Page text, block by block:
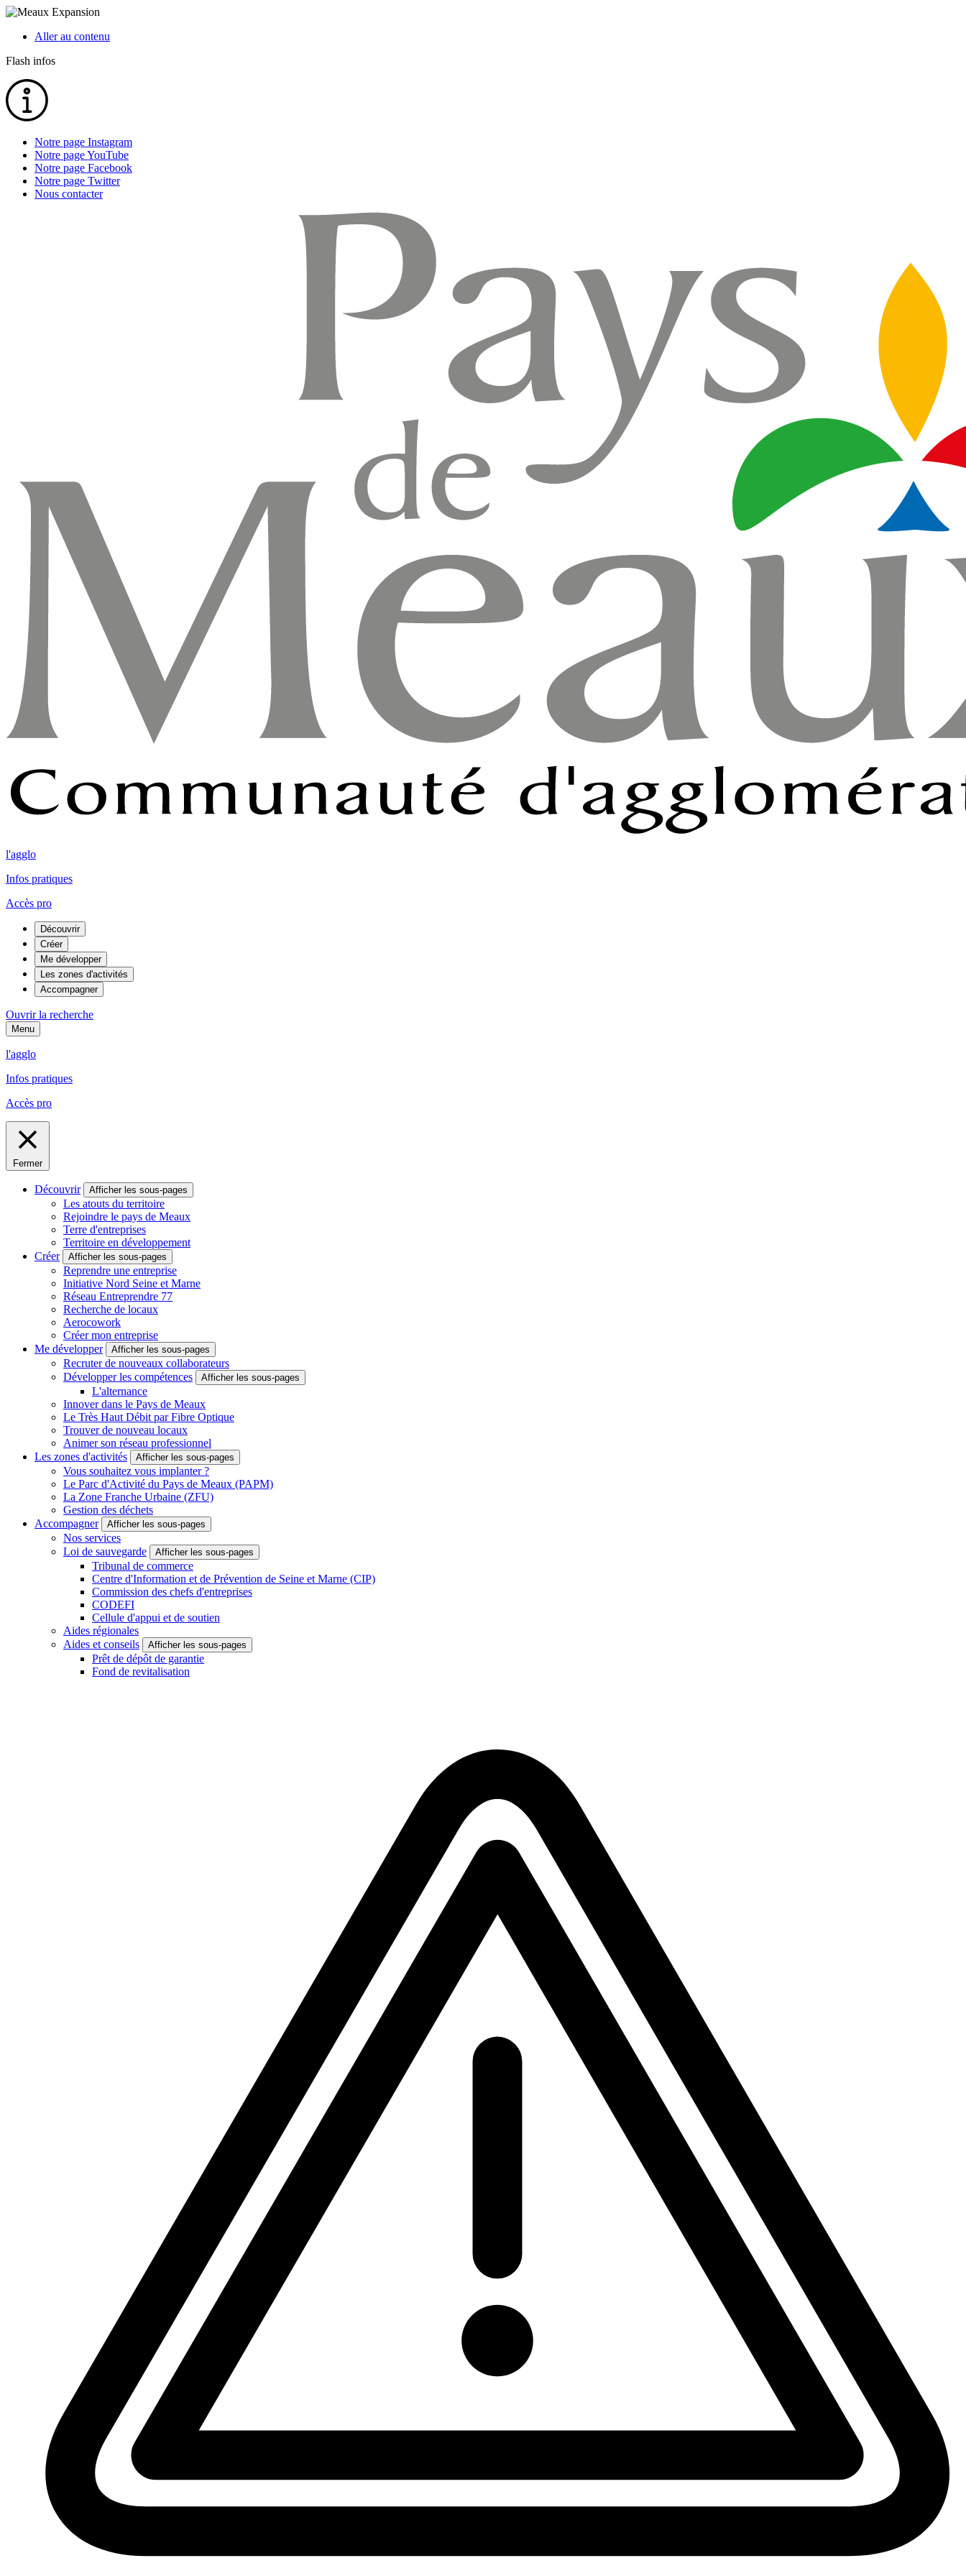
Aller au contenu
Flash infos
Notre page Instagram
Notre page YouTube
Notre page Facebook
Notre page Twitter
Nous contacter
l'agglo
Infos pratiques
Accès pro
Découvrir
Créer
Me développer
Les zones d'activités
Accompagner
Ouvrir la recherche
Menu
l'agglo
Infos pratiques
Accès pro
Fermer
Découvrir Afficher les sous-pages
Les atouts du territoire
Rejoindre le pays de Meaux
Terre d'entreprises
Territoire en développement
Créer
Afficher les sous-pages
Reprendre une entreprise
Initiative Nord Seine et Marne
Réseau Entreprendre 77
Recherche de locaux
Aerocowork
Créer mon entreprise
Me développer
Afficher les sous-pages
Recruter de nouveaux collaborateurs
Développer les compétences
Afficher les sous-pages
L'alternance
Innover dans le Pays de Meaux
Le Très Haut Débit par Fibre Optique
Trouver de nouveau locaux
Animer son réseau professionnel
Les zones d'activités
Afficher les sous-pages
Vous souhaitez vous implanter ?
Le Parc d'Activité du Pays de Meaux (PAPM)
La Zone Franche Urbaine (ZFU)
Gestion des déchets
Accompagner
Afficher les sous-pages
Nos services
Loi de sauvegarde
Afficher les sous-pages
Tribunal de commerce
Centre d'Information et de Prévention de Seine et Marne (CIP)
Commission des chefs d'entreprises
CODEFI
Cellule d'appui et de soutien
Aides régionales
Aides et conseils
Afficher les sous-pages
Prêt de dépôt de garantie
Fond de revitalisation